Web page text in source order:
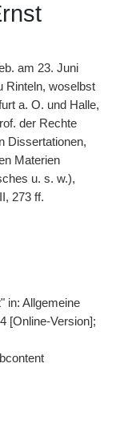
am 23. Juni
Rinteln, woselbst
a. O. und Halle,
der Rechte
Dissertationen,
Materien
u. s. w.),
273 ff.
in: Allgemeine
[Online-Version];